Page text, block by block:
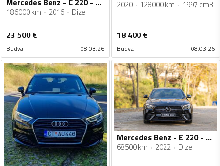
186000 km 2016 Dizel
23 500€
Budva 08.03.26
2020 128000 km 1997 cm3
18 400€
Budva 08.03.26
Mercedes Benz - E 220 - cdi 4matic
68500 km 2022 Dizel